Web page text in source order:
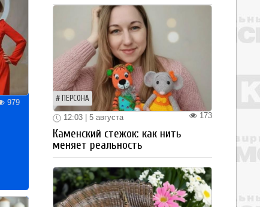
979 ПЕРСОНА
173
12:03 | 5 августа
Каменский стежок: как нить
меняет реальность